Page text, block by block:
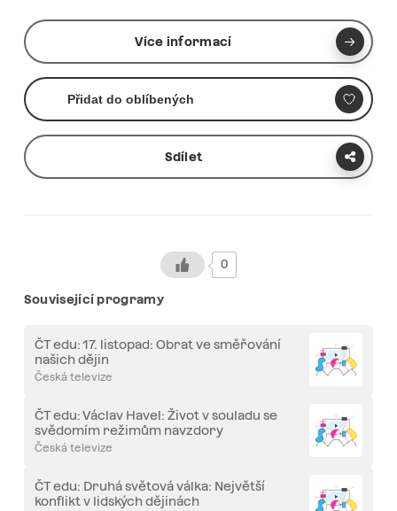
Více informací
Přidat do oblíbených
Sdílet
0
Související programy
ČT edu: 17. listopad: Obrat ve směřování
našich dějin
Česká televize
ČT edu: Václav Havel: Život v souladu se
svědomím režimům navzdory
Česká televize
ČT edu: Druhá světová válka: Největší
konflikt v lidských dějinách